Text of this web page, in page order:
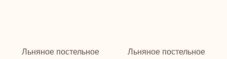
Льняное постельное
Льняное постельное